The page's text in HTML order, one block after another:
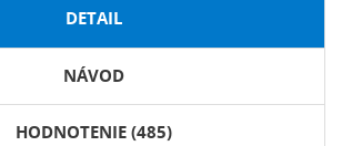
DETAIL
NÁVOD
HODNOTENIE (485)